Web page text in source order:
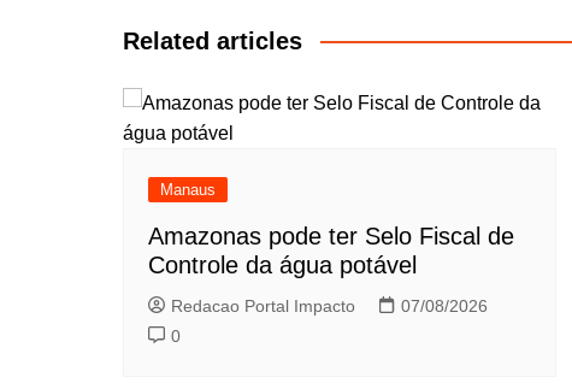
Post
Related articles
Manaus
Amazonas pode ter Selo Fiscal de
Controle da água potável
Redacao Portal Impacto
07/08/2026
0